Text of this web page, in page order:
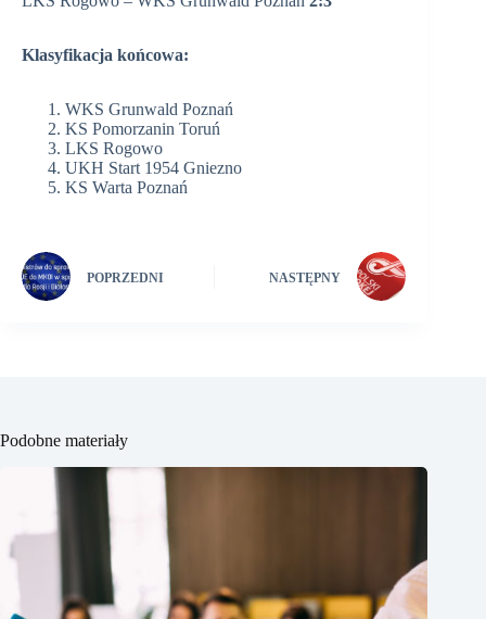
Klasyfikacja końcowa:
WKS Grunwald Poznań
KS Pomorzanin Toruń
LKS Rogowo
UKH Start 1954 Gniezno
KS Warta Poznań
POPRZEDNI NASTĘPNY
Podobne materiały